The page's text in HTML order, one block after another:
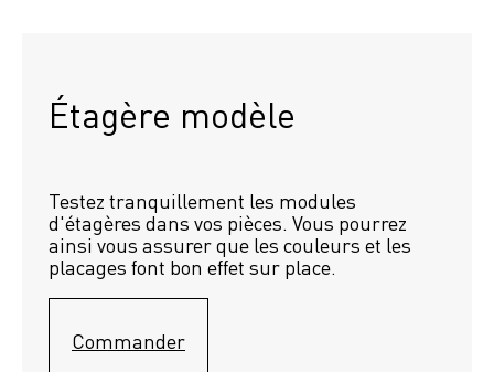
Étagère modèle
Testez tranquillement les modules
d'étagères dans vos pièces. Vous pourrez
ainsi vous assurer que les couleurs et les
placages font bon effet sur place.
Commander